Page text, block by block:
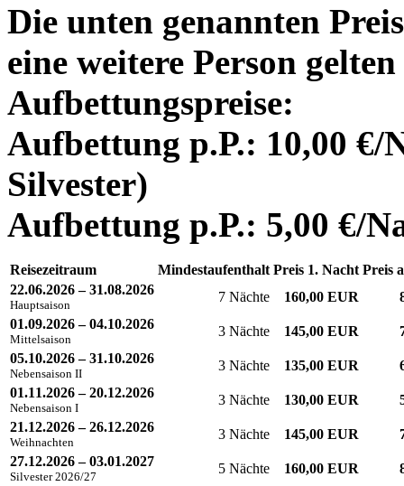
Die unten genannten
eine weitere Person
Aufbettungspreise:
Aufbettung p.P.: 10,00 €/
Silvester)
Aufbettung p.P.: 5,00 €/
Reisezeitraum Mindestaufenthalt Preis 1. Nacht Preis
22.06.2026 – 31.08.2026
Hauptsaison
7 Nächte 160,00 EUR
01.09.2026 – 04.10.2026
Mittelsaison
3 Nächte 145,00 EUR
05.10.2026 – 31.10.2026
Nebensaison II
3 Nächte 135,00 EUR
01.11.2026 – 20.12.2026
Nebensaison I
3 Nächte 130,00 EUR
21.12.2026 – 26.12.2026
Weihnachten
3 Nächte 145,00 EUR
27.12.2026 – 03.01.2027
Silvester 2026/27
5 Nächte 160,00 EUR